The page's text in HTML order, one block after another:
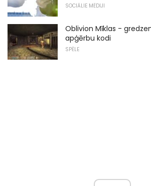
SOCIĀLIE MĒDIJI
Oblivion Mīklas -
apģērbu kodi
SPĒLE